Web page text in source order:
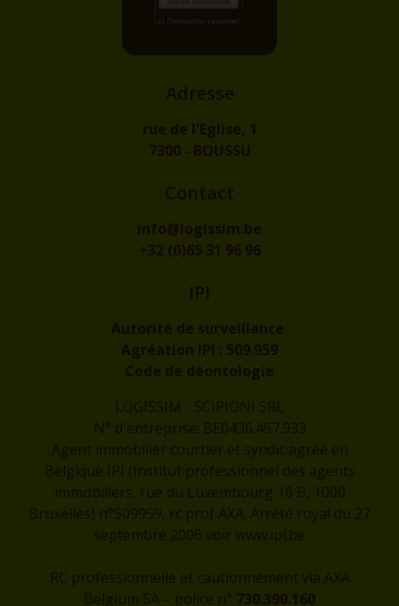
Adresse
rue de l'Eglise, 1
7300 - BOUSSU
Contact
info@logissim.be
+32 (0)65 31 96 96
IPI
Autorité de surveillance
Agréation IPI : 509.959
Code de déontologie
LOGISSIM - SCIPIONI SRL
N° d'entreprise: BE0436.457.933
Agent immobilier courtier et syndic agréé en
Belgique IPI (Institut professionnel des agents
immobiliers, rue du Luxembourg 16 B, 1000
Bruxelles) n°509959, rc prof AXA. Arrêté royal du 27
septembre 2006 voir www.ipi.be
RC professionnelle et cautionnement via AXA
Belgium SA – police n° 730.390.160